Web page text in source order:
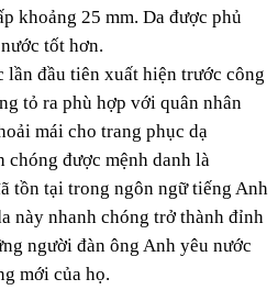
khoảng 25 mm. Da được phủ
tốt hơn.
đầu tiên xuất hiện trước công
tỏ ra phù hợp với quân nhân
mái cho trang phục dạ
chóng được mệnh danh là
tồn tại trong ngôn ngữ tiếng Anh
này nhanh chóng trở thành đỉnh
người đàn ông Anh yêu nước
mới của họ.